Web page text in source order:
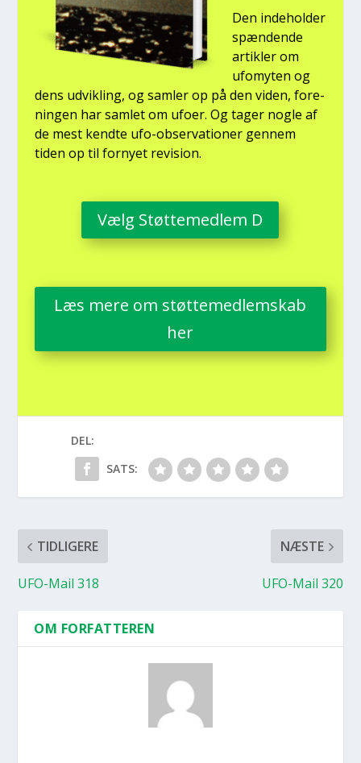
Den inde­hol­der
spæn­den­de
artik­ler om
ufo­myten og
dens udvik­ling, og sam­ler op på den viden, for­e­
nin­gen har sam­let om ufo­er. Og tager nog­le af
de mest kend­te ufo-obser­va­tio­ner gen­nem
tiden op til for­ny­et revi­sion.
Vælg Støt­te­med­lem D
Læs mere om støt­te­med­lem­skab
her
DEL:
SATS:
TIDLIGERE
UFO-Mail 318
NÆSTE
UFO-Mail 320
OM FORFATTEREN